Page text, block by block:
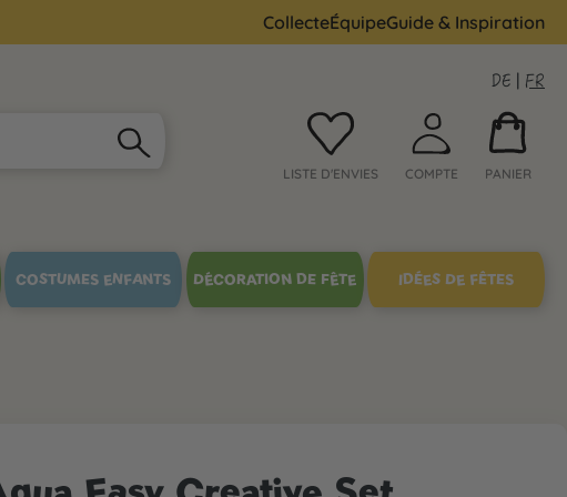
CollecteÉquipeGuide & Inspiration
DE | FR
LISTE D'ENVIES COMPTE PANIER
COSTUMES ENFANTS DÉCORATION DE FÊTE IDÉES DE FÊTES